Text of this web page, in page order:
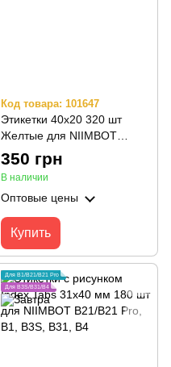
Код товара: 101647
Этикетки 40х20 320 шт
Желтые для NIIMBOT
В21/B21 Pro, B3S, B31, B1,
B4
350 грн
В наличии
Оптовые цены
Купить
Для B1/B21/B21 Pro
Для B3S/B31/B4